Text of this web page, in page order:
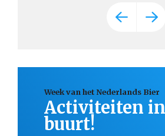
Week van het Nederlands Bier
Activiteiten
buurt!